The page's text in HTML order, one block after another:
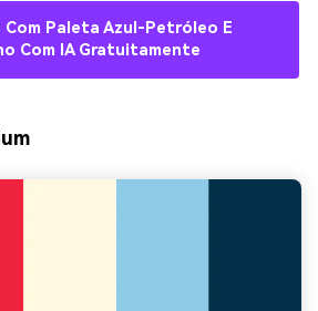
Com Paleta Azul-Petróleo E
Com IA Gratuitamente